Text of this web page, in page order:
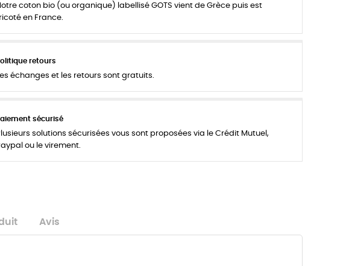
coton bio (ou organique) labellisé GOTS vient de Grèce puis est
en France.
retours
échanges et les retours sont gratuits.
sécurisé
solutions sécurisées vous sont proposées via le Crédit Mutuel,
ou le virement.
Avis